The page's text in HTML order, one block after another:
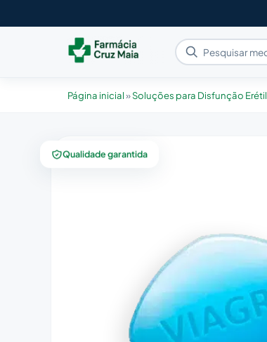
Página inicial»Soluções para Disfunção Erétil
Qualidade garantida